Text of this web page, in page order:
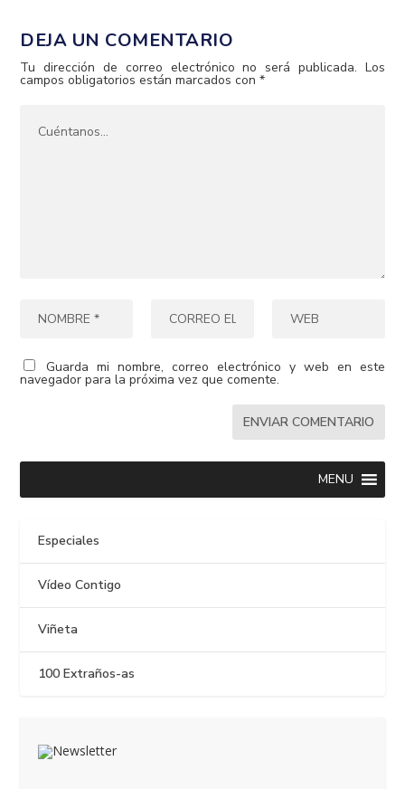
DEJA UN COMENTARIO
Tu dirección de correo electrónico no será publicada. Los
campos obligatorios están marcados con*
Guarda mi nombre, correo electrónico y web en este
navegador para la próxima vez que comente.
MENU
Especiales
Vídeo Contigo
Viñeta
100 Extraños-as